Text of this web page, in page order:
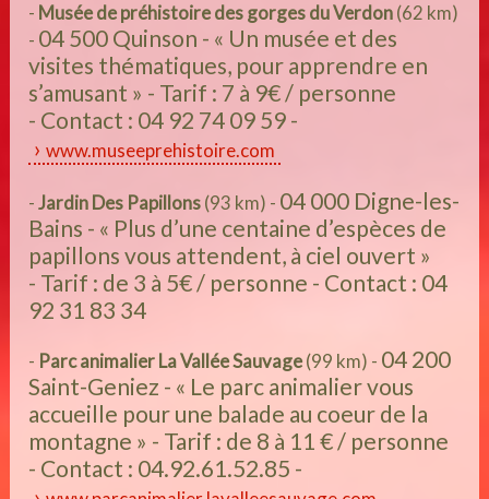
- Musée de préhistoire des gorges du Verdon(62 km)
- 04 500 Quinson - « Un musée et des
visites thématiques, pour apprendre en
s’amusant » - Tarif : 7 à 9€ / personne
- Contact : 04 92 74 09 59 -
www.museeprehistoire.com
-Jardin Des Papillons(93 km) - 04 000 Digne-les-
Bains - « Plus d’une centaine d’espèces de
papillons vous attendent, à ciel ouvert »
- Tarif : de 3 à 5€ / personne - Contact : 04
92 31 83 34
- Parc animalier La Vallée Sauvage(99 km) - 04 200
Saint-Geniez - « Le parc animalier vous
accueille pour une balade au coeur de la
montagne » - Tarif : de 8 à 11 € / personne
- Contact : 04.92.61.52.85 -